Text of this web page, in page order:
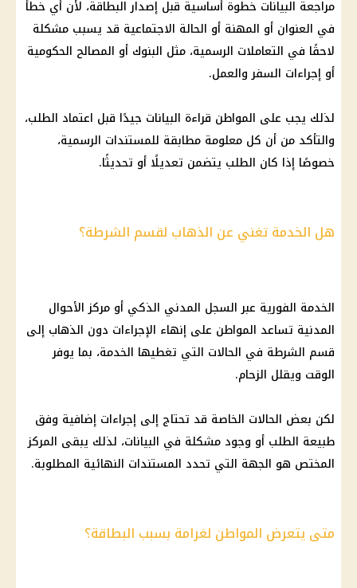
مراجعة البيانات خطوة أساسية قبل إصدار البطاقة، لأن أي خطأ
في العنوان أو المهنة أو الحالة الاجتماعية قد يسبب مشكلة
لاحقًا في التعاملات الرسمية، مثل البنوك أو المصالح الحكومية
أو إجراءات السفر والعمل.
لذلك يجب على المواطن قراءة البيانات جيدًا قبل اعتماد الطلب،
والتأكد من أن كل معلومة مطابقة للمستندات الرسمية،
خصوصًا إذا كان الطلب يتضمن تعديلًا أو تحديثًا.
هل الخدمة تغني عن الذهاب لقسم الشرطة؟
الخدمة الفورية عبر السجل المدني الذكي أو مركز الأحوال
المدنية تساعد المواطن على إنهاء الإجراءات دون الذهاب إلى
قسم الشرطة في الحالات التي تغطيها الخدمة، بما يوفر
الوقت ويقلل الزحام.
لكن بعض الحالات الخاصة قد تحتاج إلى إجراءات إضافية وفق
طبيعة الطلب أو وجود مشكلة في البيانات، لذلك يبقى المركز
المختص هو الجهة التي تحدد المستندات النهائية المطلوبة.
متى يتعرض المواطن لغرامة بسبب البطاقة؟